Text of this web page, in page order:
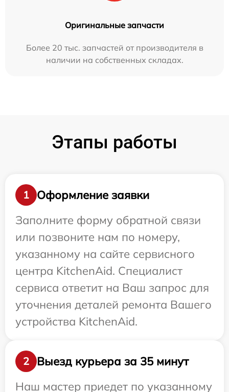
Оригинальные запчасти
Более 20 тыс. запчастей от производителя в
наличии на собственных складах.
Этапы работы
1
Оформление заявки
Заполните форму обратной связи
или позвоните нам по номеру,
указанному на сайте сервисного
центра KitchenAid. Специалист
сервиса ответит на Ваш запрос для
уточнения деталей ремонта Вашего
устройства KitchenAid.
2
Выезд курьера за 35 минут
Наш мастер приедет по указанному